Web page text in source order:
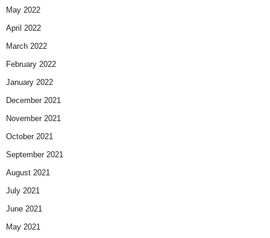
May 2022
April 2022
March 2022
February 2022
January 2022
December 2021
November 2021
October 2021
September 2021
August 2021
July 2021
June 2021
May 2021